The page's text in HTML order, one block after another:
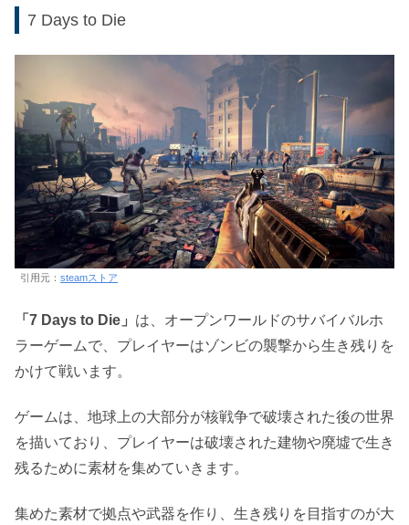
7 Days to Die
引用元： steamストア
「7 Days to Die」 は、オープンワールドのサバイバルホ
ラーゲームで、プレイヤーはゾンビの襲撃から生き残りを
かけて戦います。
ゲームは、地球上の大部分が核戦争で破壊された後の世界
を描いており、プレイヤーは破壊された建物や廃墟で生き
残るために素材を集めていきます。
集めた素材で拠点や武器を作り、生き残りを目指すのが大